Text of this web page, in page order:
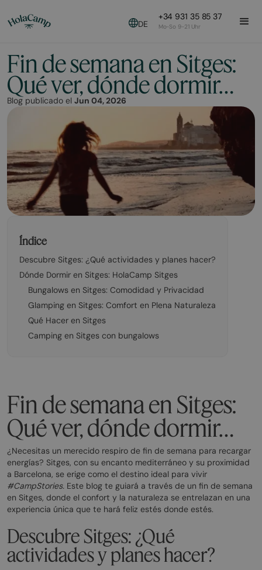
DE
+34 931 35 85 37
Mo-So 9-21 Uhr
Fin de semana en Sitges:
Qué ver, dónde dormir…
Blog publicado el Jun 04, 2026
Índice
Descubre Sitges: ¿Qué actividades y planes hacer?
Dónde Dormir en Sitges: HolaCamp Sitges
Bungalows en Sitges: Comodidad y Privacidad
Glamping en Sitges: Comfort en Plena Naturaleza
Qué Hacer en Sitges
Camping en Sitges con bungalows
Fin de semana en Sitges:
Qué ver, dónde dormir…
¿Necesitas un merecido respiro de fin de semana para recargar
energías? Sitges, con su encanto mediterráneo y su proximidad
a Barcelona, se erige como el destino ideal para vivir
#CampStories. Este blog te guiará a través de un fin de semana
en Sitges, donde el confort y la naturaleza se entrelazan en una
experiencia única que te hará feliz estés donde estés.
Descubre Sitges: ¿Qué
actividades y planes hacer?